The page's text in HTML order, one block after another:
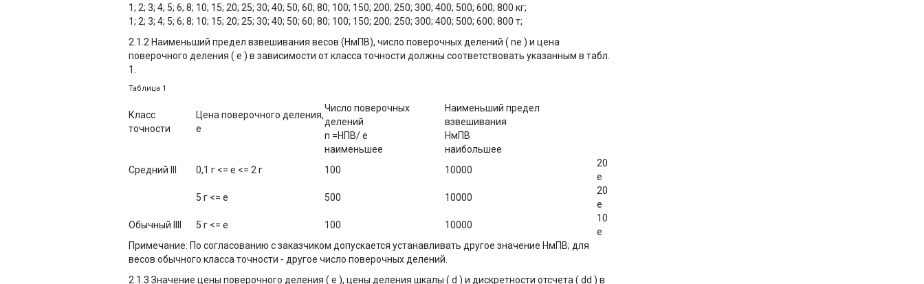
1; 2; 3; 4; 5; 6; 8; 10; 15; 20; 25; 30; 40; 50; 60; 80; 100; 150; 200; 250; 300; 400; 500; 600; 800 кг;
1; 2; 3; 4; 5; 6; 8; 10; 15; 20; 25; 30; 40; 50; 60; 80; 100; 150; 200; 250; 300; 400; 500; 600; 800 т;
2.1.2 Наименьший предел взвешивания весов (НмПВ), число поверочных делений ( ne ) и цена
поверочного деления ( e ) в зависимости от класса точности должны соответствовать указанным в табл.
1.
Таблица 1
Класс
точности
Цена поверочного деления,
e
Число поверочных
делений
n =НПВ/ e
Наименьший предел
взвешивания
НмПВ
наименьшее
наибольшее
Средний III
0,1 г <= e <= 2 г 100 10000
20
e
5 г <= e
500 10000
20
e
Обычный IIII
5 г <= e 100 10000
10
e
Примечание: По согласованию с заказчиком допускается устанавливать другое значение НмПВ; для
весов обычного класса точности - другое число поверочных делений.
2.1.3 Значение цены поверочного деления ( e ), цены деления шкалы ( d ) и дискретности отсчета ( dd ) в